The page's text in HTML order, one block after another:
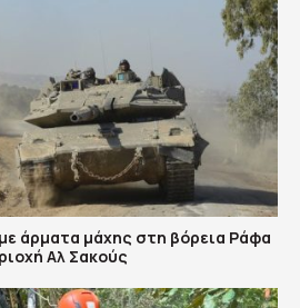
άρματα μάχης στη βόρεια Ράφα
Αλ Σακούς